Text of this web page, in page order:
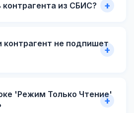
контрагента из СБИС?
контрагент не подпишет
'Режим Только Чтение'